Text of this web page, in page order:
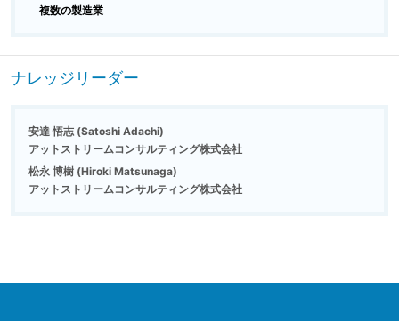
複数の製造業
ナレッジリーダー
安達 悟志 (Satoshi Adachi)
アットストリームコンサルティング株式会社
松永 博樹 (Hiroki Matsunaga)
アットストリームコンサルティング株式会社